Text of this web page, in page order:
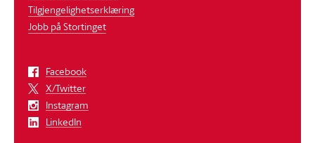
Tilgjengelighetserklæring
Jobb på Stortinget
Facebook
X/Twitter
Instagram
LinkedIn